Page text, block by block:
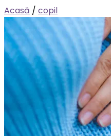
Acasă / copil